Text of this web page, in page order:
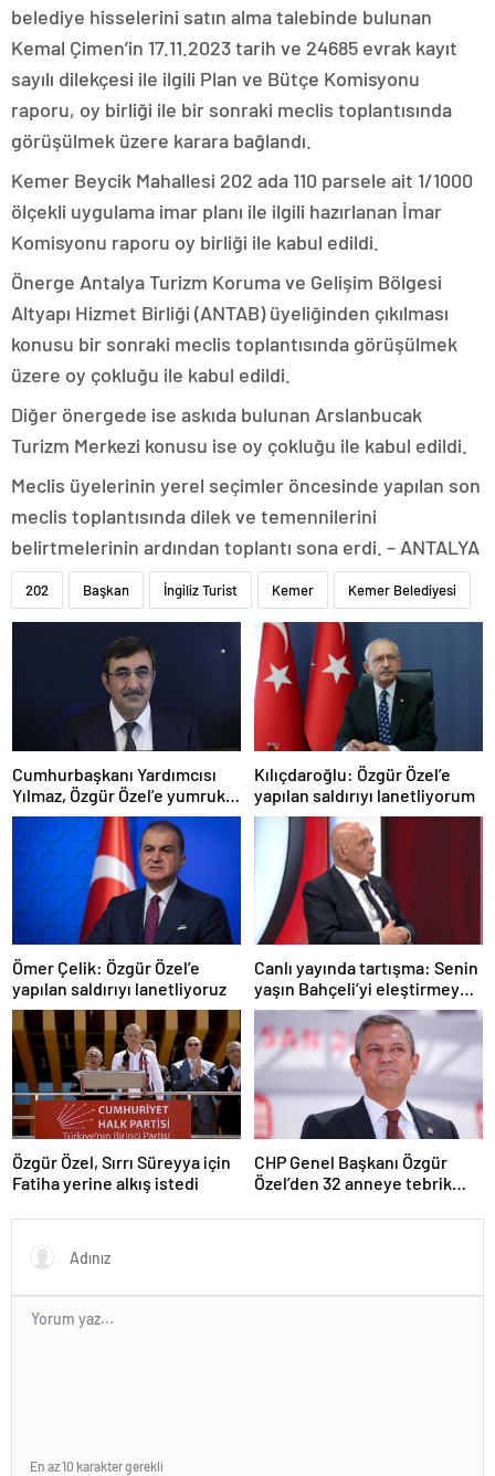
belediye hisselerini satın alma talebinde bulunan
Kemal Çimen’in 17.11.2023 tarih ve 24685 evrak kayıt
sayılı dilekçesi ile ilgili Plan ve Bütçe Komisyonu
raporu, oy birliği ile bir sonraki meclis toplantısında
görüşülmek üzere karara bağlandı.
Kemer Beycik Mahallesi 202 ada 110 parsele ait 1/1000
ölçekli uygulama imar planı ile ilgili hazırlanan İmar
Komisyonu raporu oy birliği ile kabul edildi.
Önerge Antalya Turizm Koruma ve Gelişim Bölgesi
Altyapı Hizmet Birliği (ANTAB) üyeliğinden çıkılması
konusu bir sonraki meclis toplantısında görüşülmek
üzere oy çokluğu ile kabul edildi.
Diğer önergede ise askıda bulunan Arslanbucak
Turizm Merkezi konusu ise oy çokluğu ile kabul edildi.
Meclis üyelerinin yerel seçimler öncesinde yapılan son
meclis toplantısında dilek ve temennilerini
belirtmelerinin ardından toplantı sona erdi. – ANTALYA
202 Başkan İngiliz Turist Kemer Kemer Belediyesi
Cumhurbaşkanı Yardımcısı
Yılmaz, Özgür Özel’e yumruklu
saldırıyı kınadı
Kılıçdaroğlu: Özgür Özel’e
yapılan saldırıyı lanetliyorum
Ömer Çelik: Özgür Özel’e
yapılan saldırıyı lanetliyoruz
Canlı yayında tartışma: Senin
yaşın Bahçeli’yi eleştirmeye
yetmez
Özgür Özel, Sırrı Süreyya için
Fatiha yerine alkış istedi
CHP Genel Başkanı Özgür
Özel’den 32 anneye tebrik
En az 10 karakter gerekli